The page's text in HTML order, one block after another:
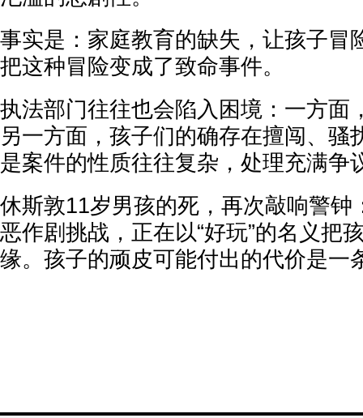
事实是：家庭教育的缺失，让孩子冒
把这种冒险变成了致命事件。
执法部门往往也会陷入困境：一方面
另一方面，孩子们的确存在擅闯、骚
是案件的性质往往复杂，处理充满争
休斯敦11岁男孩的死，再次敲响警钟
恶作剧挑战，正在以“好玩”的名义把
缘。孩子的顽皮可能付出的代价是一